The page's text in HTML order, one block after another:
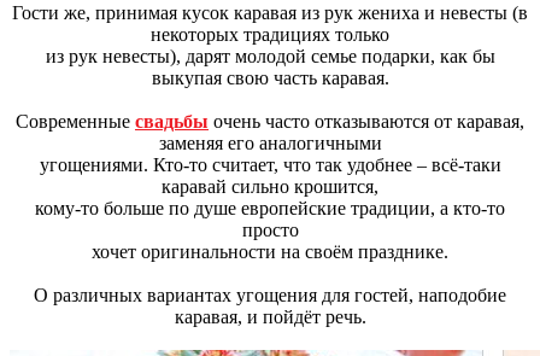
Гости же, принимая кусок каравая из рук жениха и невесты (в
некоторых традициях только
из рук невесты), дарят молодой семье подарки, как бы
выкупая свою часть каравая.
Современные свадьбы очень часто отказываются от каравая,
заменяя его аналогичными
угощениями. Кто-то считает, что так удобнее – всё-таки
каравай сильно крошится,
кому-то больше по душе европейские традиции, а кто-то
просто
хочет оригинальности на своём празднике.
О различных вариантах угощения для гостей, наподобие
каравая, и пойдёт речь.